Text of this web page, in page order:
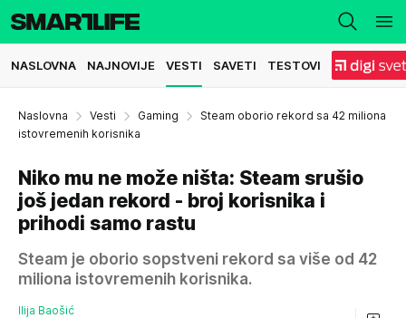
NASLOVNA NAJNOVIJE VESTI SAVETI TESTOVI
Naslovna Vesti Gaming
Steam oborio rekord sa 42 miliona
istovremenih korisnika
Niko mu ne može ništa: Steam srušio
još jedan rekord - broj korisnika i
prihodi samo rastu
Steam je oborio sopstveni rekord sa više od 42
miliona istovremenih korisnika.
Ilija Baošić